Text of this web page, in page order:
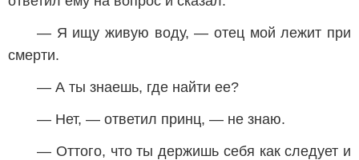
— Я ищу живую воду, — отец мой лежит при
смерти.
— А ты знаешь, где найти ее?
— Нет, — ответил принц, — не знаю.
— Оттого, что ты держишь себя как следует и